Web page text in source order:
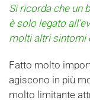
Si ricorda che un
è solo legato
molti altri sintomi
Fatto molto
agiscono in più
molto limitante